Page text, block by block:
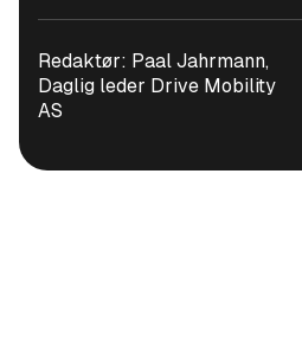
Redaktør: Paal Jahrmann,
Daglig leder Drive Mobility
AS